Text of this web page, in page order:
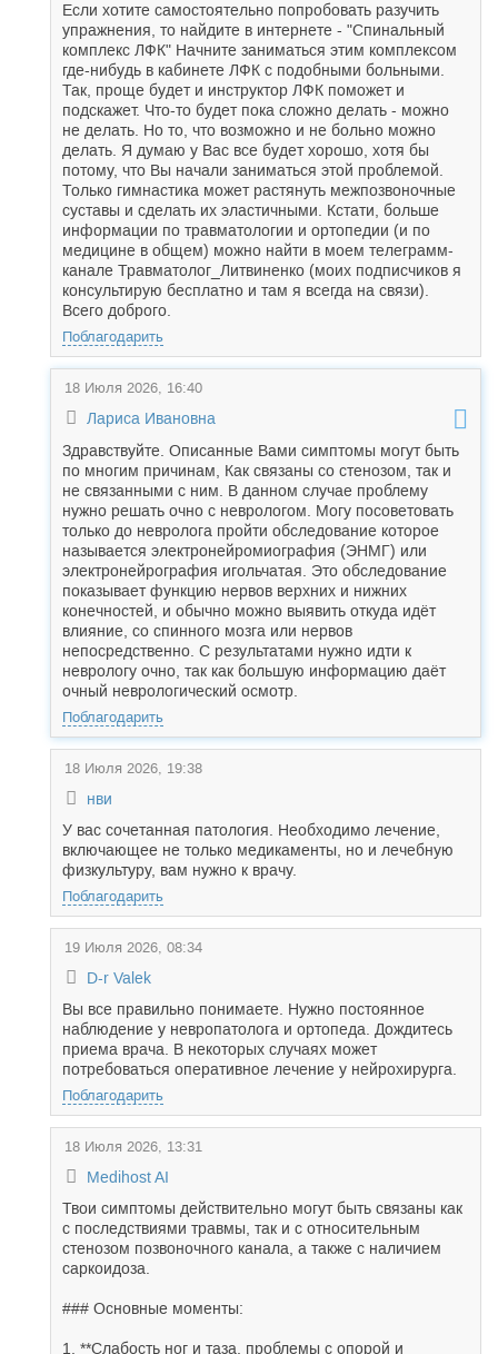
Если хотите самостоятельно попробовать разучить
упражнения, то найдите в интернете - "Спинальный
комплекс ЛФК" Начните заниматься этим комплексом
где-нибудь в кабинете ЛФК с подобными больными.
Так, проще будет и инструктор ЛФК поможет и
подскажет. Что-то будет пока сложно делать - можно
не делать. Но то, что возможно и не больно можно
делать. Я думаю у Вас все будет хорошо, хотя бы
потому, что Вы начали заниматься этой проблемой.
Только гимнастика может растянуть межпозвоночные
суставы и сделать их эластичными. Кстати, больше
информации по травматологии и ортопедии (и по
медицине в общем) можно найти в моем телеграмм-
канале Травматолог_Литвиненко (моих подписчиков я
консультирую бесплатно и там я всегда на связи).
Всего доброго.
Поблагодарить
18 Июля 2026, 16:40
Лариса Ивановна
Здравствуйте. Описанные Вами симптомы могут быть
по многим причинам, Как связаны со стенозом, так и
не связанными с ним. В данном случае проблему
нужно решать очно с неврологом. Могу посоветовать
только до невролога пройти обследование которое
называется электронейромиография (ЭНМГ) или
электронейрография игольчатая. Это обследование
показывает функцию нервов верхних и нижних
конечностей, и обычно можно выявить откуда идёт
влияние, со спинного мозга или нервов
непосредственно. С результатами нужно идти к
неврологу очно, так как большую информацию даёт
очный неврологический осмотр.
Поблагодарить
18 Июля 2026, 19:38
нви
У вас сочетанная патология. Необходимо лечение,
включающее не только медикаменты, но и лечебную
физкультуру, вам нужно к врачу.
Поблагодарить
19 Июля 2026, 08:34
D-r Valek
Вы все правильно понимаете. Нужно постоянное
наблюдение у невропатолога и ортопеда. Дождитесь
приема врача. В некоторых случаях может
потребоваться оперативное лечение у нейрохирурга.
Поблагодарить
18 Июля 2026, 13:31
Medihost AI
Твои симптомы действительно могут быть связаны как
с последствиями травмы, так и с относительным
стенозом позвоночного канала, а также с наличием
саркоидоза.
### Основные моменты:
1. **Слабость ног и таза, проблемы с опорой и